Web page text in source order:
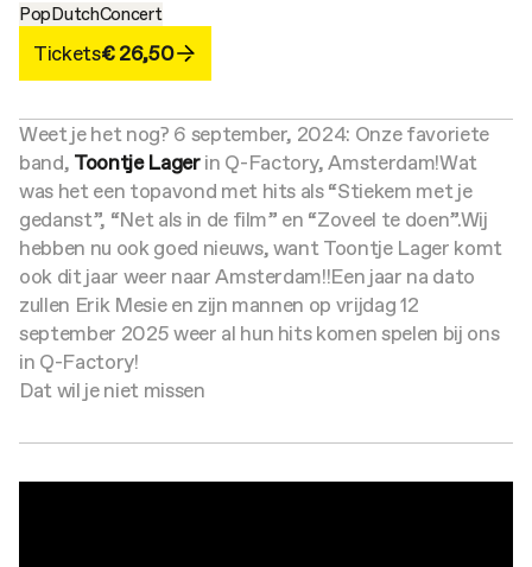
PopDutchConcert
Tickets€ 26,50
Weet je het nog? 6 september, 2024: Onze favoriete
band, Toontje Lagerin Q-Factory, Amsterdam!Wat
was het een topavond met hits als “Stiekem met je
gedanst”, “Net als in de film” en “Zoveel te doen”.Wij
hebben nu ook goed nieuws, want Toontje Lager komt
ook dit jaar weer naar Amsterdam!!Een jaar na dato
zullen Erik Mesie en zijn mannen op vrijdag 12
september 2025 weer al hun hits komen spelen bij ons
in Q-Factory!
Dat wil je niet missen